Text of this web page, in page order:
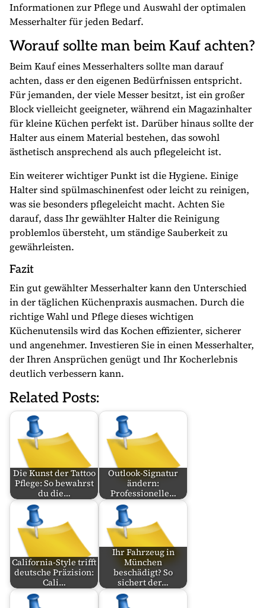
Informationen zur Pflege und Auswahl der optimalen
Messerhalter für jeden Bedarf.
Worauf sollte man beim Kauf achten?
Beim Kauf eines Messerhalters sollte man darauf
achten, dass er den eigenen Bedürfnissen entspricht.
Für jemanden, der viele Messer besitzt, ist ein großer
Block vielleicht geeigneter, während ein Magazinhalter
für kleine Küchen perfekt ist. Darüber hinaus sollte der
Halter aus einem Material bestehen, das sowohl
ästhetisch ansprechend als auch pflegeleicht ist.
Ein weiterer wichtiger Punkt ist die Hygiene. Einige
Halter sind spülmaschinenfest oder leicht zu reinigen,
was sie besonders pflegeleicht macht. Achten Sie
darauf, dass Ihr gewählter Halter die Reinigung
problemlos übersteht, um ständige Sauberkeit zu
gewährleisten.
Fazit
Ein gut gewählter Messerhalter kann den Unterschied
in der täglichen Küchenpraxis ausmachen. Durch die
richtige Wahl und Pflege dieses wichtigen
Küchenutensils wird das Kochen effizienter, sicherer
und angenehmer. Investieren Sie in einen Messerhalter,
der Ihren Ansprüchen genügt und Ihr Kocherlebnis
deutlich verbessern kann.
Related Posts:
Die Kunst der Tattoo
Pflege: So bewahrst
du die…
Outlook-Signatur
ändern:
Professionelle…
California-Style trifft
deutsche Präzision:
Cali…
Ihr Fahrzeug in
München
beschädigt? So
sichert der…